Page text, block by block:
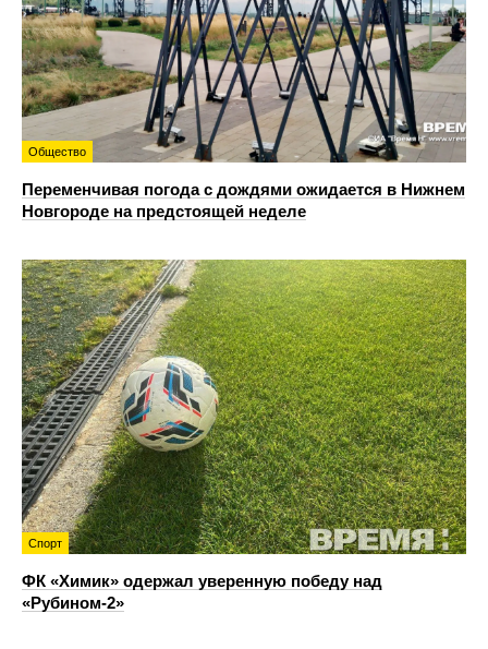
Общество
Переменчивая погода с дождями ожидается в Нижнем
Новгороде на предстоящей неделе
Спорт
ФК «Химик» одержал уверенную победу над
«Рубином‑2»